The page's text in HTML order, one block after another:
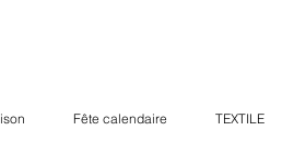
Fête calendaire TEXTILE